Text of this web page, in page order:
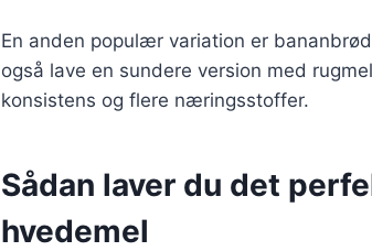
En anden populær variation er
også lave en sundere version med
konsistens og flere næringsstoffer.
Sådan laver du det
hvedemel